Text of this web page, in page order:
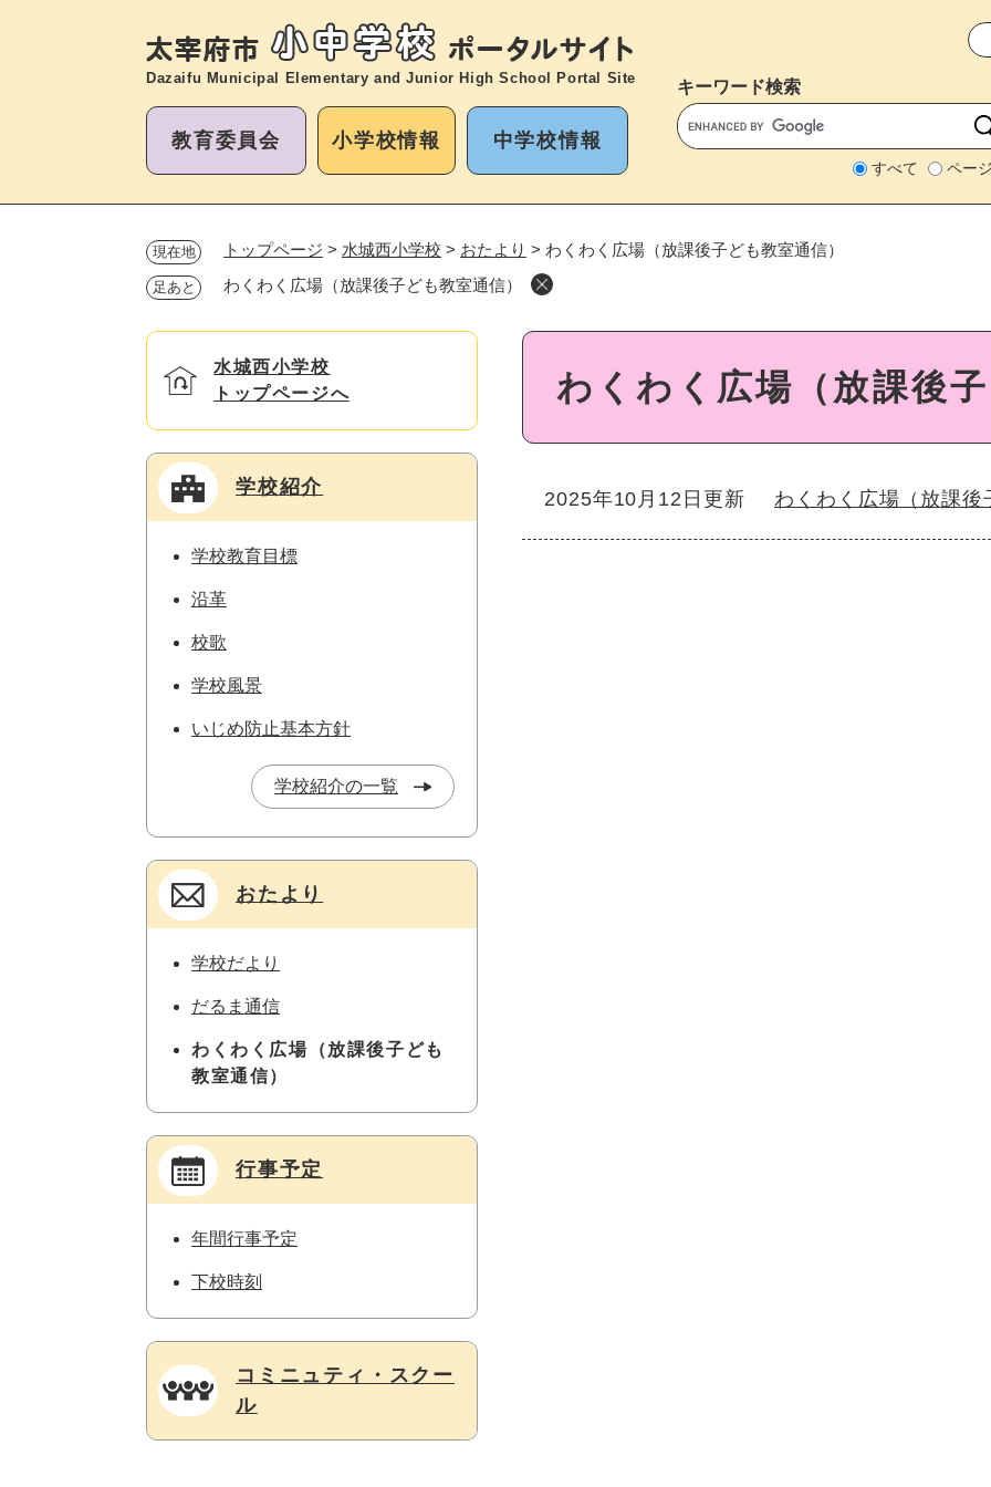
Dazaifu Municipal Elementary andJunior High School Portal Site
教育委員会 小学校情報 中学校情報
キーワード検索
すべて ページ
現在地 トップページ > 水城西小学校 > おたより > わくわく広場（放課後子ども教室通信）
足あと わくわく広場（放課後子ども教室通信）
本
わくわく広場（放課後子
2025年10月12日更新 わくわく広場（放課後
水城西小学校
トップページへ
学校紹介
学校教育目標
沿革
校歌
学校風景
いじめ防止基本方針
学校紹介の一覧
おたより
学校だより
だるま通信
わくわく広場（放課後子ども
教室通信）
行事予定
年間行事予定
下校時刻
コミニュティ・スクー
ル